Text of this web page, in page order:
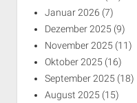
Januar 2026 (7)
Dezember 2025 (9)
November 2025 (11)
Oktober 2025 (16)
September 2025 (18)
August 2025 (15)